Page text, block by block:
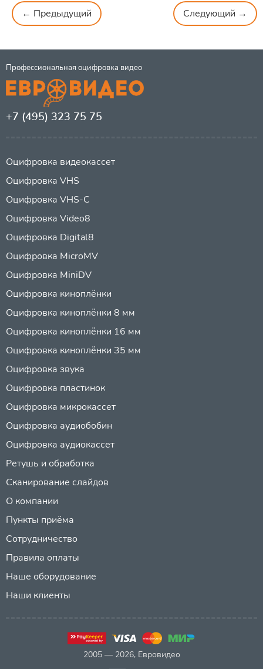
← Предыдущий Следующий →
Профессиональная оцифровка видео
+7 (495) 323 75 75
Оцифровка видеокассет
Оцифровка VHS
Оцифровка VHS-C
Оцифровка Video8
Оцифровка Digital8
Оцифровка MicroMV
Оцифровка MiniDV
Оцифровка киноплёнки
Оцифровка киноплёнки 8 мм
Оцифровка киноплёнки 16 мм
Оцифровка киноплёнки 35 мм
Оцифровка звука
Оцифровка пластинок
Оцифровка микрокассет
Оцифровка аудиобобин
Оцифровка аудиокассет
Ретушь и обработка
Сканирование слайдов
О компании
Пункты приёма
Сотрудничество
Правила оплаты
Наше оборудование
Наши клиенты
2005 — 2026, Евровидео